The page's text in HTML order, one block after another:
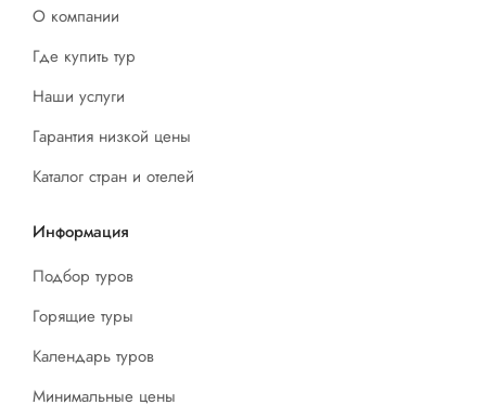
О компании
Где купить тур
Наши услуги
Гарантия низкой цены
Каталог стран и отелей
Информация
Подбор туров
Горящие туры
Календарь туров
Минимальные цены